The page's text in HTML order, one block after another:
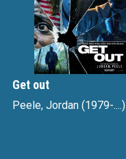
Get out
Peele, Jordan (1979-....)